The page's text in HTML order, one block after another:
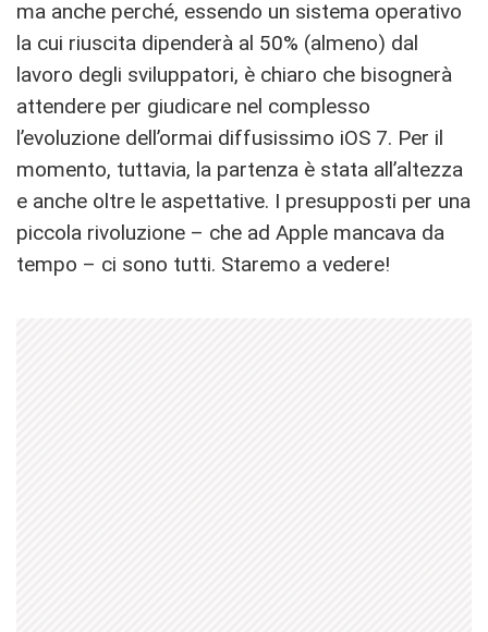
ma anche perché, essendo un sistema operativo
la cui riuscita dipenderà al 50% (almeno) dal
lavoro degli sviluppatori, è chiaro che bisognerà
attendere per giudicare nel complesso
l’evoluzione dell’ormai diffusissimo iOS 7. Per il
momento, tuttavia, la partenza è stata all’altezza
e anche oltre le aspettative. I presupposti per una
piccola rivoluzione – che ad Apple mancava da
tempo – ci sono tutti. Staremo a vedere!